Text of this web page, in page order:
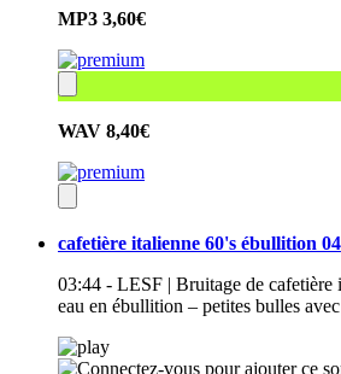
MP3 3,60€
WAV 8,40€
cafetière italienne 60's ébullition 04
03:44 - LESF | Bruitage de cafetière
eau en ébullition – petites bulles